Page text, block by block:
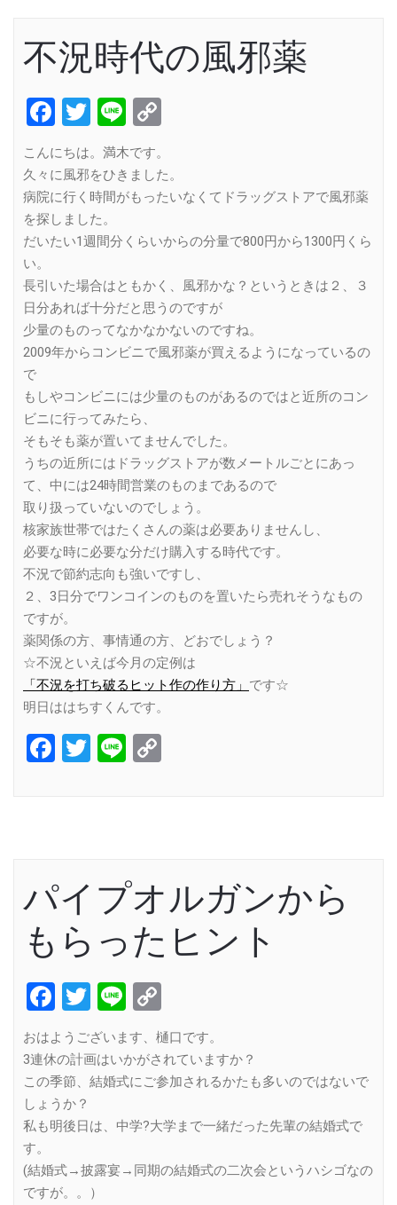
不況時代の風邪薬
Facebook
Twitter
Line
こんにちは。満木です。
久々に風邪をひきました。
病院に行く時間がもったいなくてドラッグストアで風邪薬
を探しました。
だいたい1週間分くらいからの分量で800円から1300円くら
い。
長引いた場合はともかく、風邪かな？というときは２、３
日分あれば十分だと思うのですが
少量のものってなかなかないのですね。
2009年からコンビニで風邪薬が買えるようになっているの
で
もしやコンビニには少量のものがあるのではと近所のコン
ビニに行ってみたら、
そもそも薬が置いてませんでした。
うちの近所にはドラッグストアが数メートルごとにあっ
て、中には24時間営業のものまであるので
取り扱っていないのでしょう。
核家族世帯ではたくさんの薬は必要ありませんし、
必要な時に必要な分だけ購入する時代です。
不況で節約志向も強いですし、
２、3日分でワンコインのものを置いたら売れそうなもの
ですが。
薬関係の方、事情通の方、どおでしょう？
☆不況といえば今月の定例は
「不況を打ち破るヒット作の作り方」 です☆
明日ははちすくんです。
Facebook
Twitter
Line
パイプオルガンから
もらったヒント
Facebook
Twitter
Line
Link
おはようございます、樋口です。
3連休の計画はいかがされていますか？
この季節、結婚式にご参加されるかたも多いのではないで
しょうか？
私も明後日は、中学?大学まで一緒だった先輩の結婚式で
す。
(結婚式→披露宴→同期の結婚式の二次会というハシゴなの
ですが。。）